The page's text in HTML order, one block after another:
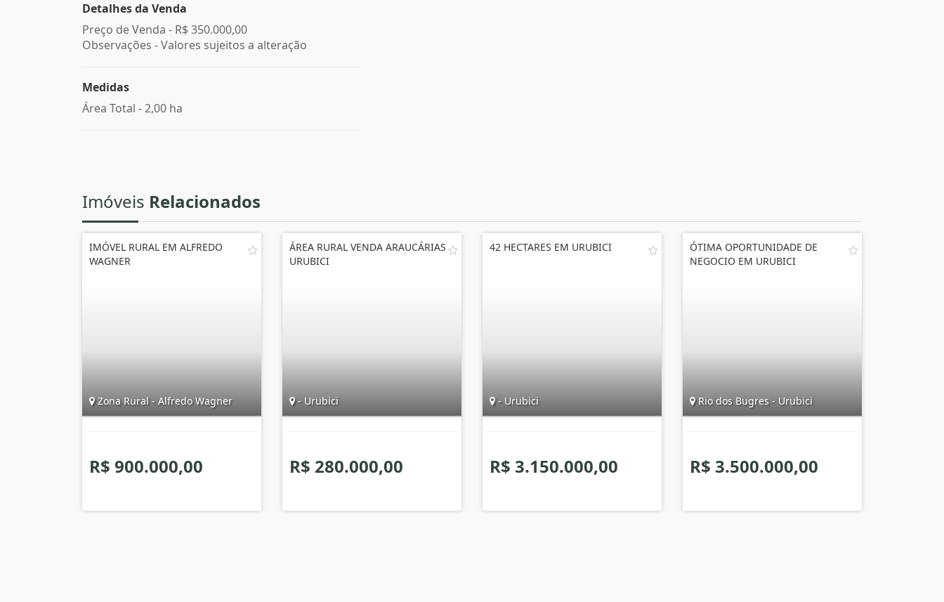
Detalhes da Venda
Preço de Venda - R$ 350.000,00
Observações - Valores sujeitos a alteração
Medidas
Área Total - 2,00 ha
Imóveis Relacionados
IMÓVEL RURAL EM ALFREDO
WAGNER
Zona Rural - Alfredo Wagner
R$ 900.000,00
ÁREA RURAL VENDA ARAUCÁRIAS
URUBICI
- Urubici
R$ 280.000,00
42 HECTARES EM URUBICI
- Urubici
R$ 3.150.000,00
ÓTIMA OPORTUNIDADE DE
NEGOCIO EM URUBICI
Rio dos Bugres - Urubici
R$ 3.500.000,00